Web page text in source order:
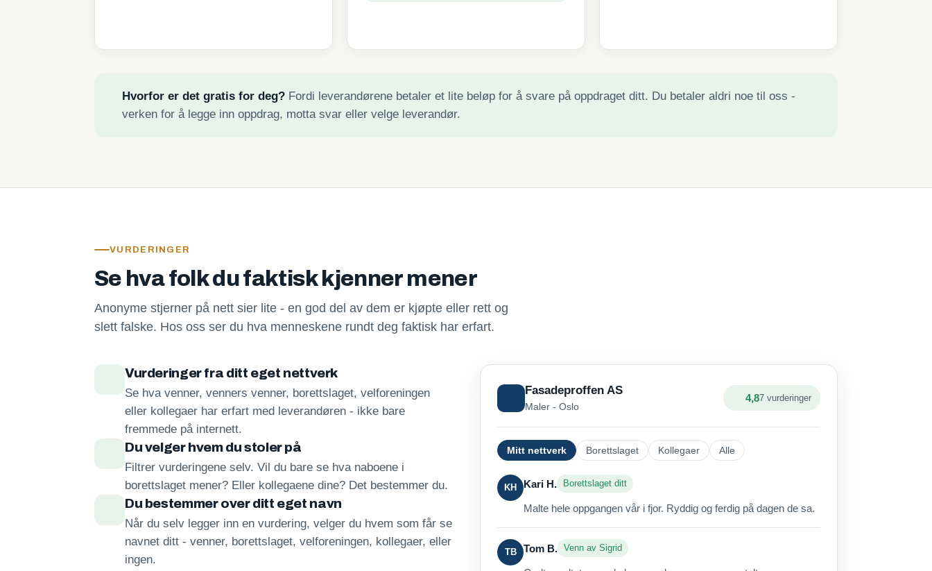
Hvorfor er det gratis for deg? Fordi leverandørene betaler et lite beløp for å svare på oppdraget ditt. Du betaler aldri noe til oss -
verken for å legge inn oppdrag, motta svar eller velge leverandør.
VURDERINGER
Se hva folk du faktisk kjenner mener
Anonyme stjerner på nett sier lite - en god del av dem er kjøpte eller rett og
slett falske. Hos oss ser du hva menneskene rundt deg faktisk har erfart.
Vurderinger fra ditt eget nettverk
Se hva venner, venners venner, borettslaget, velforeningen
eller kollegaer har erfart med leverandøren - ikke bare
fremmede på internett.
Du velger hvem du stoler på
Filtrer vurderingene selv. Vil du bare se hva naboene i
borettslaget mener? Eller kollegaene dine? Det bestemmer du.
Du bestemmer over ditt eget navn
Når du selv legger inn en vurdering, velger du hvem som får se
navnet ditt - venner, borettslaget, velforeningen, kollegaer, eller
ingen.
Fasadeproffen AS
Maler - Oslo
4,87 vurderinger
Mitt nettverk Borettslaget Kollegaer Alle
KH Kari H. Borettslaget ditt
Malte hele oppgangen vår i fjor. Ryddig og ferdig på dagen de sa.
TB Tom B. Venn av Sigrid